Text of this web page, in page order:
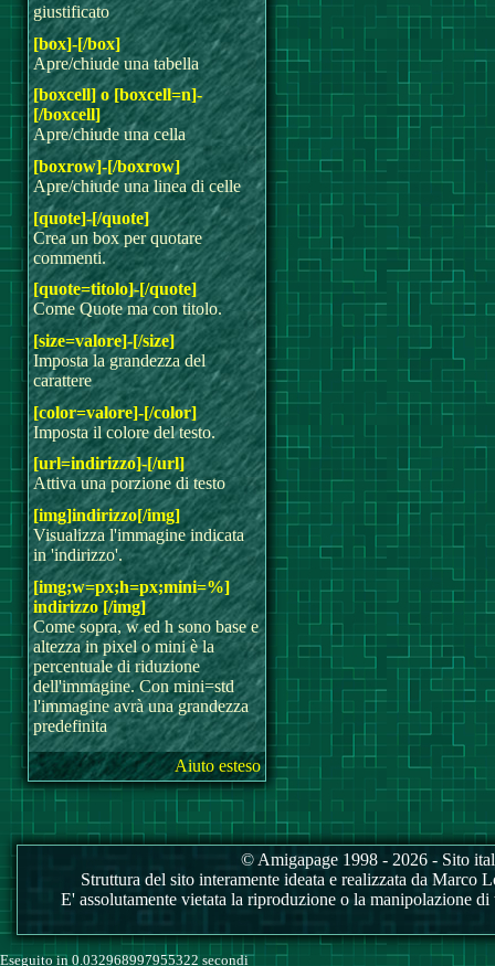
giustificato
[box]-[/box]
Apre/chiude una tabella
[boxcell] o [boxcell=n]-
[/boxcell]
Apre/chiude una cella
[boxrow]-[/boxrow]
Apre/chiude una linea di celle
[quote]-[/quote]
Crea un box per quotare
commenti.
[quote=titolo]-[/quote]
Come Quote ma con titolo.
[size=valore]-[/size]
Imposta la grandezza del
carattere
[color=valore]-[/color]
Imposta il colore del testo.
[url=indirizzo]-[/url]
Attiva una porzione di testo
[img]indirizzo[/img]
Visualizza l'immagine indicata
in 'indirizzo'.
[img;w=px;h=px;mini=%]
indirizzo [/img]
Come sopra, w ed h sono base e
altezza in pixel o mini è la
percentuale di riduzione
dell'immagine. Con mini=std
l'immagine avrà una grandezza
predefinita
Aiuto esteso
© Amigapage 1998 - 2026 - Sito
Struttura del sito interamente ideata e realizzata da
E' assolutamente vietata la riproduzione o la manipolazione
Eseguito in 0.032968997955322 secondi